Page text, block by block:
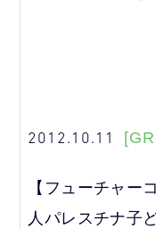
2012.10.11
【フューチャー
人パレスチナ子